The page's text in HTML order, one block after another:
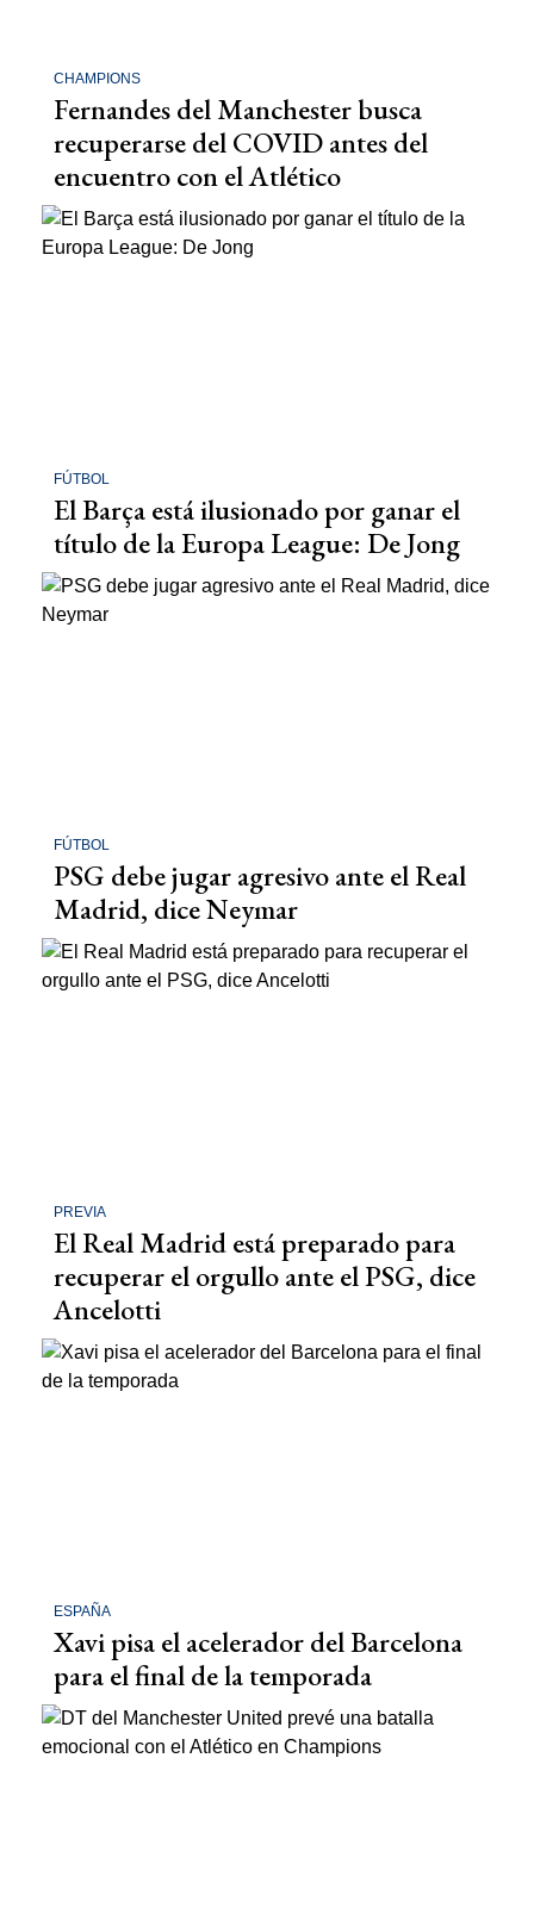
CHAMPIONS
Fernandes del Manchester busca
recuperarse del COVID antes del
encuentro con el Atlético
FÚTBOL
El Barça está ilusionado por ganar el
título de la Europa League: De Jong
FÚTBOL
PSG debe jugar agresivo ante el Real
Madrid, dice Neymar
PREVIA
El Real Madrid está preparado para
recuperar el orgullo ante el PSG, dice
Ancelotti
ESPAÑA
Xavi pisa el acelerador del Barcelona
para el final de la temporada